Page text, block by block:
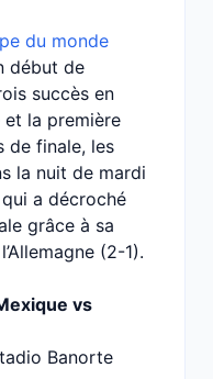
du monde
début de
succès en
la première
de finale, les
la nuit de mardi
a décroché
grâce à sa
(2-1).
vs
Banorte